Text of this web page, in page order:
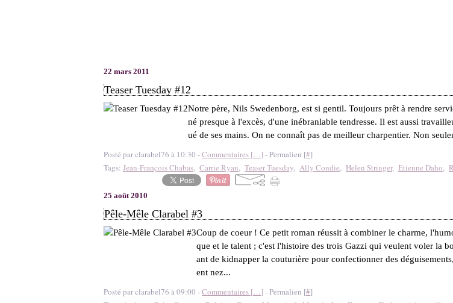
22 mars 2011
Teaser Tuesday #12
Notre père, Nils Swedenborg, est si gentil. Toujours prêt à rendre
né presque à l'excès, d'une inébranlable tendresse. Il est aussi
ué de ses mains. On ne connaît pas de meilleur charpentier. Non
Posté par clarabel76 à 10:30 -Commentaires […] - Permalien [#]
Tags: Jean-François Chabas, Carrie Ryan, Teaser Tuesday, Ally Condie, Helen Stringer, Etienne Daho,
25 août 2010
Pêle-Mêle Clarabel #3
Coup de coeur ! Ce petit roman réussit à combiner le charme,
que et le talent ; c'est l'histoire des trois Gazzi qui veulent voler la
ant de kidnapper la couturière pour confectionner des
ent nez...
Posté par clarabel76 à 09:00 -Commentaires […] - Permalien [#]